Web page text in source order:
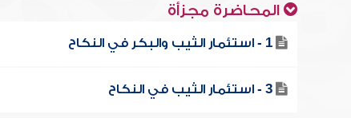
المحاضرة مجزأة
1 - استئمار الثيب والبكر في النكاح
3 - استئمار الثيب في النكاح